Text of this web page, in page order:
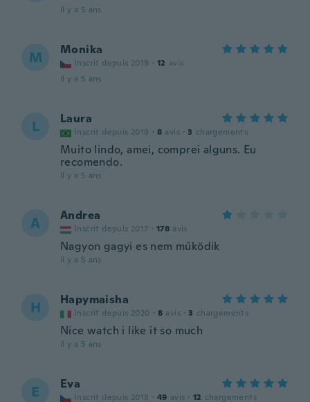
il y a 5 ans
M Monika
Inscrit depuis 2019 · 12 avis
il y a 5 ans
L Laura
Inscrit depuis 2019 · 8 avis · 3 chargements
Muito lindo, amei, comprei alguns. Eu
recomendo.
il y a 5 ans
A Andrea
Inscrit depuis 2017 · 178 avis
Nagyon gagyi es nem működik
il y a 5 ans
H Hapymaisha
Inscrit depuis 2020 · 8 avis · 3 chargements
Nice watch i like it so much
il y a 5 ans
E Eva
Inscrit depuis 2018 · 49 avis · 12 chargements